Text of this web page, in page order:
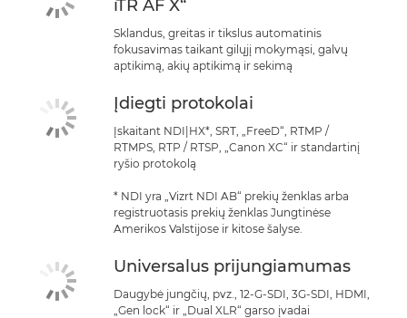
iTR AF X“
Sklandus, greitas ir tikslus automatinis
fokusavimas taikant gilųjį mokymąsi, galvų
aptikimą, akių aptikimą ir sekimą
Įdiegti protokolai
Įskaitant NDI|HX*, SRT, „FreeD“, RTMP /
RTMPS, RTP / RTSP, „Canon XC“ ir standartinį
ryšio protokolą
* NDI yra „Vizrt NDI AB“ prekių ženklas arba
registruotasis prekių ženklas Jungtinėse
Amerikos Valstijose ir kitose šalyse.
Universalus prijungiamumas
Daugybė jungčių, pvz., 12-G-SDI, 3G-SDI, HDMI,
„Gen lock“ ir „Dual XLR“ garso įvadai